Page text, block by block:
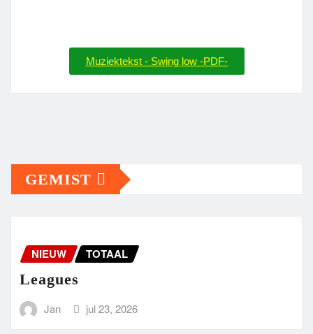
Muziektekst - Swing low -PDF-
GEMIST
NIEUW TOTAAL
Leagues
Jan jul 23, 2026